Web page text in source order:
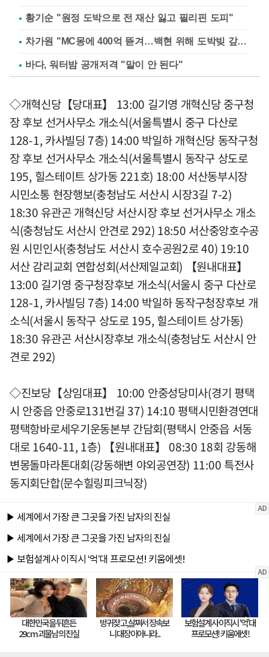
황기순 "원정 도박으로 전 재산 잃고 필리핀 도피"
차가원 "MC몽에 400억 뜯겨…백현 위해 도박빚 갚아줘"
바다, 워터밤 공개저격 "말이 안 된다"
◇개혁신당【당대표】 13:00 길기영 개혁신당 중구청
장 후보 선거사무소 개소식(서울특별시 중구 다산로
128-1, 카사빌딩 7층) 14:00 박일하 개혁신당 동작구청
장 후보 선거사무소 개소식(서울특별시 동작구 상도로
195, 힐스테이트 상가동 221호) 18:00 서산동부시장
시민소통 현장행보(충청남도 서산시 시장3길 7-2)
18:30 유관곤 개혁신당 서산시장 후보 선거사무소 개소
식(충청남도 서산시 안견로 292) 18:50 서산중앙호수공
원 시민인사(충청남도 서산시 호수공원2로 40) 19:10
서산 감리교회 연합성회(서산제일교회) 【원내대표】
13:00 길기영 중구청장후보 개소식(서울시 중구 다산로
128-1, 카사빌딩 7층) 14:00 박일하 동작구청장후보 개
소식(서울시 동작구 상도로 195, 힐스테이트 상가동)
18:30 유관곤 서산시장후보 개소식(충청남도 서산시 안
견로 292)
◇진보당【상임대표】 10:00 안중성당미사(경기 평택
시 안중읍 안중로131번길 37) 14:10 평택시민환경연대
평택항바로세우기운동본부 간담회(평택시 안중읍 서동
대로 1640-11, 1층) 【원내대표】 08:30 18회 강동해
변몽돌마라톤대회(강동해변 야외공연장) 11:00 특전사
동지회단합(문수힐링피크닉장)